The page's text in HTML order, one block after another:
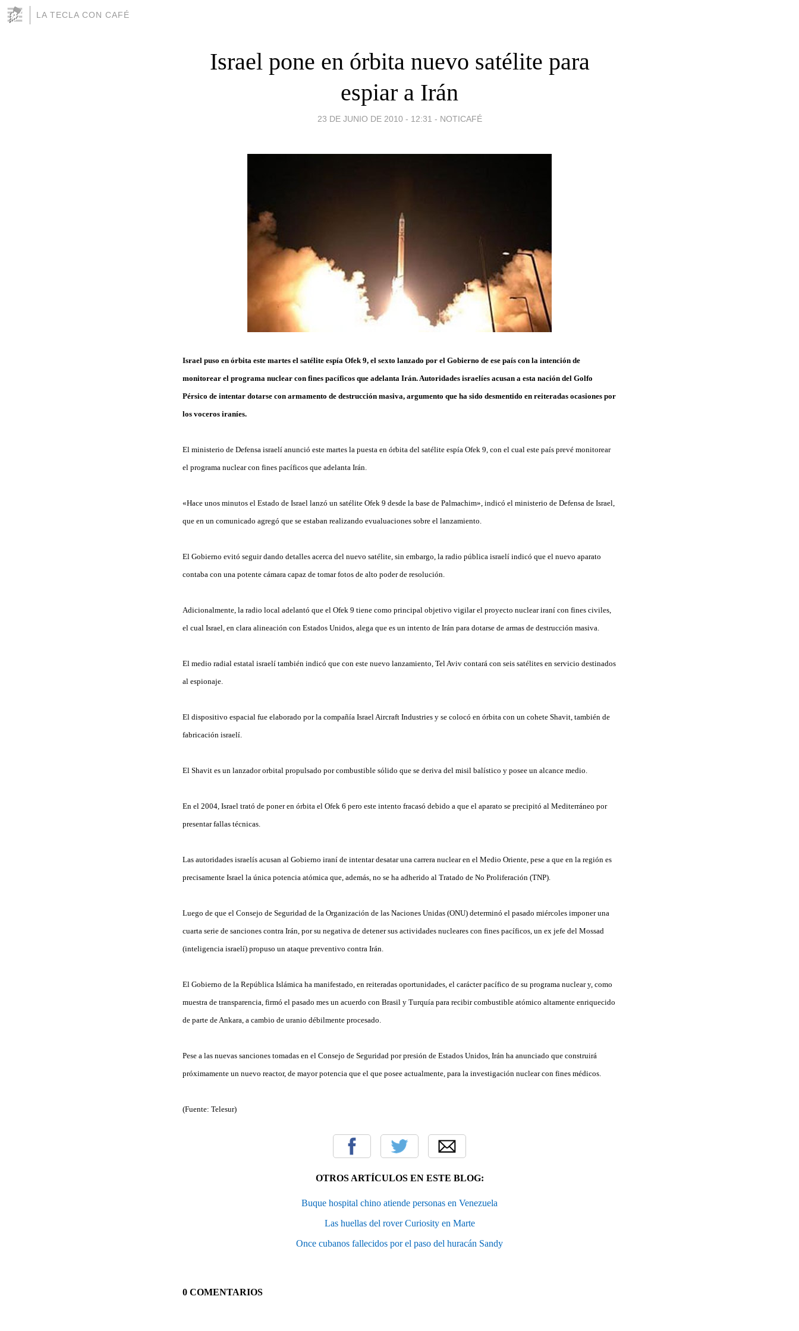
LA TECLA CON CAFÉ
Israel pone en órbita nuevo satélite para
espiar a Irán
23 DE JUNIO DE 2010 - 12:31 - NOTICAFÉ
Israel puso en órbita este martes el satélite espía Ofek 9, el sexto lanzado por el Gobierno de ese país con la intención de
monitorear el programa nuclear con fines pacíficos que adelanta Irán. Autoridades israelíes acusan a esta nación del Golfo
Pérsico de intentar dotarse con armamento de destrucción masiva, argumento que ha sido desmentido en reiteradas ocasiones por
los voceros iraníes.
El ministerio de Defensa israelí anunció este martes la puesta en órbita del satélite espía Ofek 9, con el cual este país prevé monitorear
el programa nuclear con fines pacíficos que adelanta Irán.
«Hace unos minutos el Estado de Israel lanzó un satélite Ofek 9 desde la base de Palmachim», indicó el ministerio de Defensa de Israel,
que en un comunicado agregó que se estaban realizando evualuaciones sobre el lanzamiento.
El Gobierno evitó seguir dando detalles acerca del nuevo satélite, sin embargo, la radio pública israelí indicó que el nuevo aparato
contaba con una potente cámara capaz de tomar fotos de alto poder de resolución.
Adicionalmente, la radio local adelantó que el Ofek 9 tiene como principal objetivo vigilar el proyecto nuclear iraní con fines civiles,
el cual Israel, en clara alineación con Estados Unidos, alega que es un intento de Irán para dotarse de armas de destrucción masiva.
El medio radial estatal israelí también indicó que con este nuevo lanzamiento, Tel Aviv contará con seis satélites en servicio destinados
al espionaje.
El dispositivo espacial fue elaborado por la compañía Israel Aircraft Industries y se colocó en órbita con un cohete Shavit, también de
fabricación israelí.
El Shavit es un lanzador orbital propulsado por combustible sólido que se deriva del misil balístico y posee un alcance medio.
En el 2004, Israel trató de poner en órbita el Ofek 6 pero este intento fracasó debido a que el aparato se precipitó al Mediterráneo por
presentar fallas técnicas.
Las autoridades israelís acusan al Gobierno iraní de intentar desatar una carrera nuclear en el Medio Oriente, pese a que en la región es
precisamente Israel la única potencia atómica que, además, no se ha adherido al Tratado de No Proliferación (TNP).
Luego de que el Consejo de Seguridad de la Organización de las Naciones Unidas (ONU) determinó el pasado miércoles imponer una
cuarta serie de sanciones contra Irán, por su negativa de detener sus actividades nucleares con fines pacíficos, un ex jefe del Mossad
(inteligencia israelí) propuso un ataque preventivo contra Irán.
El Gobierno de la República Islámica ha manifestado, en reiteradas oportunidades, el carácter pacífico de su programa nuclear y, como
muestra de transparencia, firmó el pasado mes un acuerdo con Brasil y Turquía para recibir combustible atómico altamente enriquecido
de parte de Ankara, a cambio de uranio débilmente procesado.
Pese a las nuevas sanciones tomadas en el Consejo de Seguridad por presión de Estados Unidos, Irán ha anunciado que construirá
próximamente un nuevo reactor, de mayor potencia que el que posee actualmente, para la investigación nuclear con fines médicos.
(Fuente: Telesur)
OTROS ARTÍCULOS EN ESTE BLOG:
Buque hospital chino atiende personas en Venezuela
Las huellas del rover Curiosity en Marte
Once cubanos fallecidos por el paso del huracán Sandy
0 COMENTARIOS